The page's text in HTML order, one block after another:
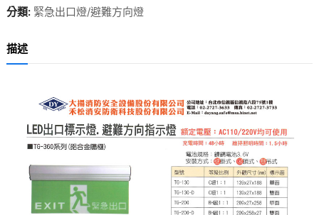
分類: 緊急出口燈/避難方向燈
描述